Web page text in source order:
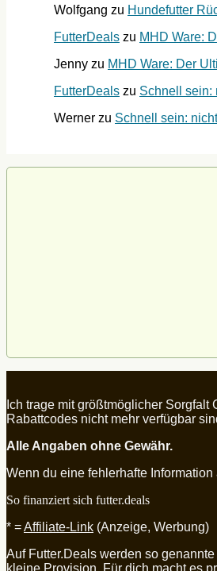
Wolfgang zu Hundefutter
FutterDeals zu MHD Ware:
Jenny zu MHD Ware: Der
FutterDeals zu Schnell sein:
Werner zu Schnell sein:
Ich trage mit größtmöglicher
Rabattcodes nicht mehr verfügbar
Alle Angaben ohne Gewähr.
Wenn du eine fehlerhafte
So finanziert sich futter.deals
* =Affiliate-Link (Anzeige, Werbung)
Auf Futter.Deals werden so